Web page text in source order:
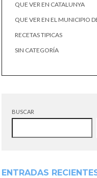
QUE VER EN CATALUNYA
QUE VER EN EL MUNICIPIO
RECETAS TIPICAS
SIN CATEGORÍA
BUSCAR
ENTRADAS